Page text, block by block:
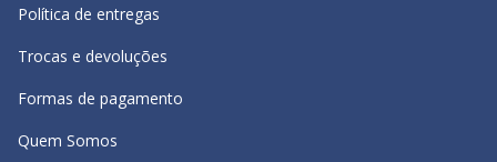
Política de entregas
Trocas e devoluções
Formas de pagamento
Quem Somos